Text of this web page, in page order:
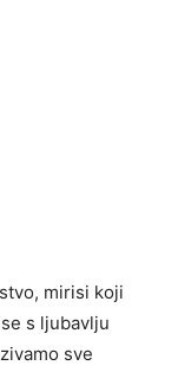
mirisi koji
s ljubavlju
sve